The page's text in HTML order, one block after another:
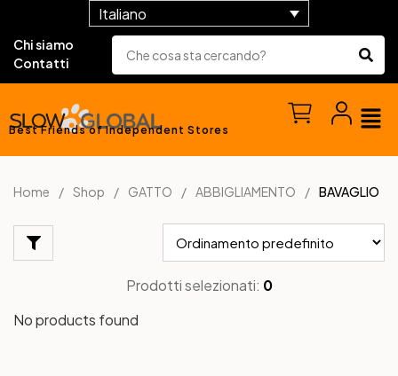
Italiano
Chi siamo
Contatti
Best Friends of Independent Stores
Home Shop GATTO ABBIGLIAMENTO BAVAGLIO
Prodotti selezionati: 0
No products found